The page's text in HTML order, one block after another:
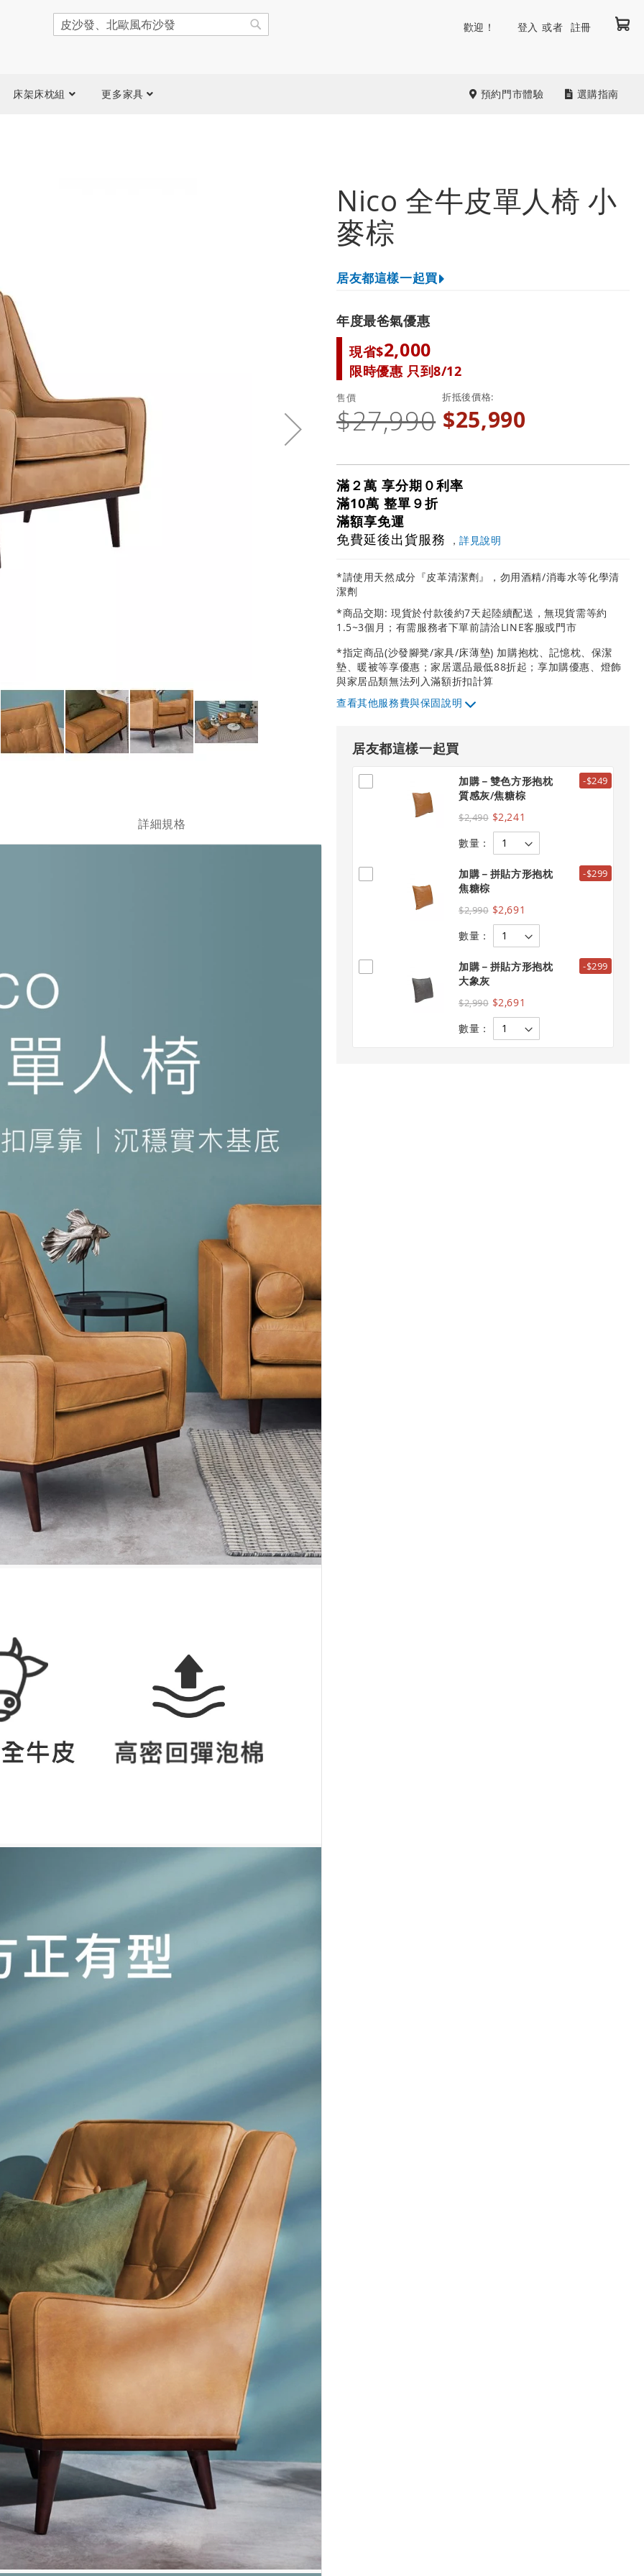
我
搜
尋
歡迎！ 登入 註冊
床架床枕組 更多家具 預約門市體驗 選購指南
庫
Nico 全牛皮單人椅 小
麥棕
居友都這樣一起買
年度最爸氣優惠
現省$2,000
限時優惠 只到8/12
折抵後價格
$25,990
售價
$27,990
滿２萬 享分期０利率
滿10萬 整單９折
滿額享免運
免費延後出貨服務 ，詳見說明
*請使用天然成分『皮革清潔劑』，勿用酒精/消毒水等化學清
潔劑
*商品交期: 現貨於付款後約7天起陸續配送，無現貨需等約
1.5~3個月；有需服務者下單前請洽LINE客服或門市
*指定商品(沙發腳凳/家具/床薄墊) 加購抱枕、記憶枕、保潔
墊、暖被等享優惠；家居選品最低88折起；享加購優惠、燈飾
與家居品類無法列入滿額折扣計算
其他服務費與保固說明
居友都這樣一起買
加購－雙色方形抱枕
質感灰/焦糖棕
$2,490 $2,241
數量：
-$249
加購－拼貼方形抱枕
焦糖棕
$2,990 $2,691
數量：
-$299
加購－拼貼方形抱枕
大象灰
$2,990 $2,691
數量：
-$299
詳細規格